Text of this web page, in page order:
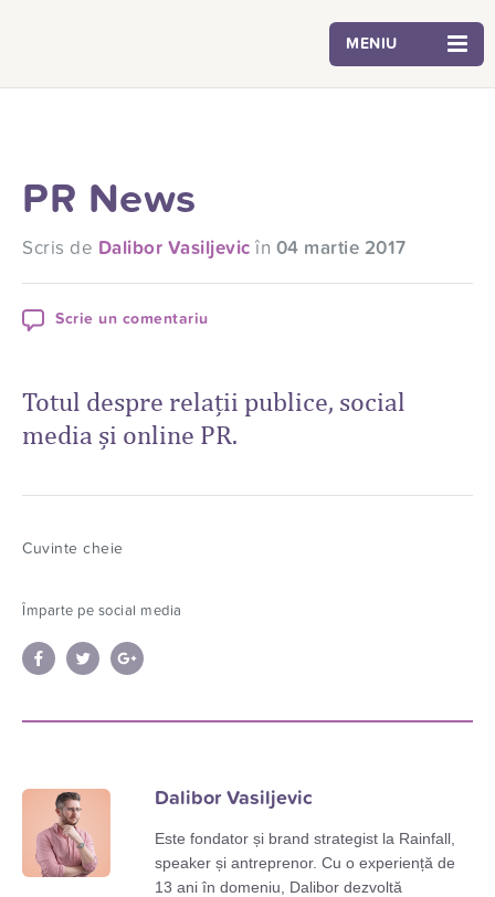
MENIU
PR News
Scris de Dalibor Vasiljevic în 04 martie 2017
Scrie un comentariu
Totul despre relații publice, social
media și online PR.
Cuvinte cheie
Împarte pe social media
Dalibor Vasiljevic
Este fondator și brand strategist la Rainfall,
speaker și antreprenor. Cu o experiență de
13 ani în domeniu, Dalibor dezvoltă